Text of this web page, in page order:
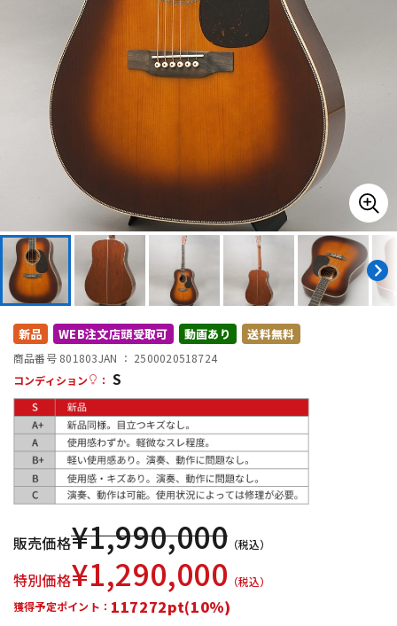
管楽器 その他楽器
エフェクター
DTM
DTM オンライン納品 レコーディング機器
配信/ライブ機器 楽器アクセサリ
中古 ヴィンテージ
新品 WEB注文店頭受取可 動画あり 送料無料
商品番号 801803JAN ： 2500020518724
コンディション
： S
販売価格¥1,990,000 （税込）
特別価格¥1,290,000 （税込）
獲得予定ポイント： 117272pt(10%)